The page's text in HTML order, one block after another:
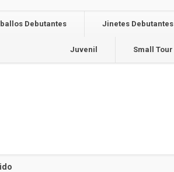
Debutantes Jinetes Debutantes
Juvenil Small Tour